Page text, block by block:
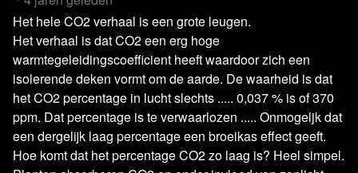
Nederlands grootste onafhankelijke nieuwsplatform inziet,
dan nodigen we je van harte uit om ons te steunen. Alleen
dankzij regelmatige donaties kunnen wij onafhankelijke
content blijven produceren en onze reikwijdte vergroten,
met als doel om de wereld beter te begrijpen. Voor de
mensen, door de mensen en met steeds méér mensen.
Het hele CO2 verhaal is een grote leugen.
Het verhaal is dat CO2 een erg hoge
warmtegeleidingscoefficient heeft waardoor zich een
isolerende deken vormt om de aarde. De waarheid is dat
het CO2 percentage in lucht slechts ..... 0,037 % is of 370
ppm. Dat percentage is te verwaarlozen ..... Onmogeljk dat
een dergelijk laag percentage een broeikas effect geeft.
Hoe komt dat het percentage CO2 zo laag is? Heel simpel.